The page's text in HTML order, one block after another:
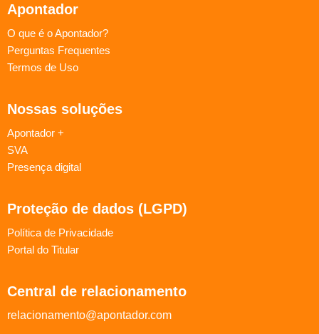
Apontador
O que é o Apontador?
Perguntas Frequentes
Termos de Uso
Nossas soluções
Apontador +
SVA
Presença digital
Proteção de dados (LGPD)
Política de Privacidade
Portal do Titular
Central de relacionamento
relacionamento@apontador.com